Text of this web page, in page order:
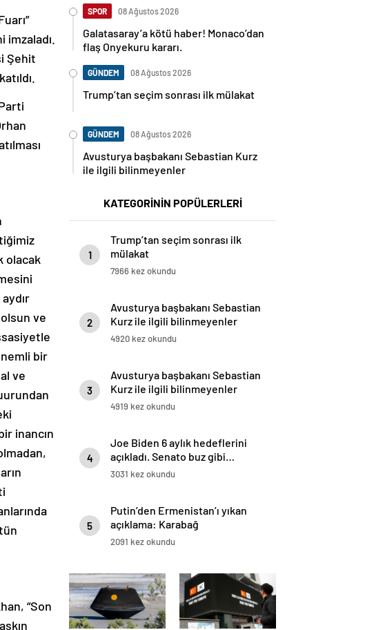
imzaladı.
Şehit
olacak
ve
bir
ve
inancın
“Son
SPOR 08 Ağustos 2026
Galatasaray’a kötü haber! Monaco’dan
flaş Onyekuru kararı.
GÜNDEM 08 Ağustos 2026
Trump’tan seçim sonrası ilk mülakat
GÜNDEM 08 Ağustos 2026
Avusturya başbakanı Sebastian Kurz
ile ilgili bilinmeyenler
KATEGORİNİN POPÜLERLERİ
1
Trump’tan seçim sonrası ilk
mülakat
7966 kez okundu
2
Avusturya başbakanı Sebastian
Kurz ile ilgili bilinmeyenler
4920 kez okundu
3
Avusturya başbakanı Sebastian
Kurz ile ilgili bilinmeyenler
4919 kez okundu
4
Joe Biden 6 aylık hedeflerini
açıkladı. Senato buz gibi…
3031 kez okundu
5
Putin’den Ermenistan’ı yıkan
açıklama: Karabağ
Azerbaycan’ın ayrılmaz bir
2091 kez okundu